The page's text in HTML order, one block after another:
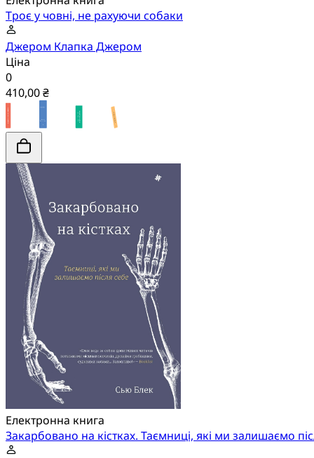
Троє у човні, не рахуючи собаки
Джером Клапка Джером
Ціна
0
410,00 ₴
Електронна книга
Закарбовано на кістках. Таємниці, які ми залишаємо